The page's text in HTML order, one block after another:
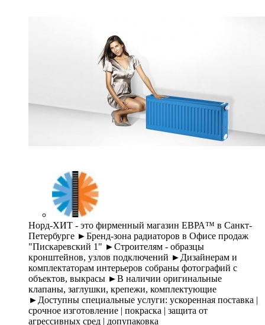
Норд-ХИТ - это фирменный магазин ЕВРА™ в Санкт-
Петербурге ►Бренд-зона радиаторов в Офисе продаж
"Пискаревский 1" ►Строителям - образцы
кронштейнов, узлов подключений ►Дизайнерам и
комплектаторам интерьеров собраны фотографий с
объектов, выкрасы ►В наличии оригинальные
клапаны, заглушки, крепежи, комплектующие
►Доступны специальные услуги: ускоренная поставка |
срочное изготовление | покраска | защита от
агрессивных сред | допупаковка